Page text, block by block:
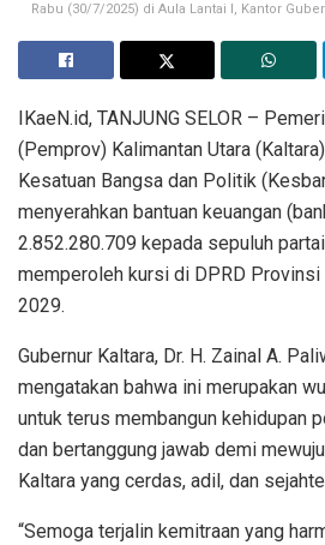
Rabu (30/7/2025) di Aula Lantai I, Kantor
IKaeN.id, TANJUNG SELOR –
(Pemprov) Kalimantan Utara
Kesatuan Bangsa dan Politik
menyerahkan bantuan keuangan
2.852.280.709 kepada sepuluh
memperoleh kursi di DPRD
2029.
Gubernur Kaltara, Dr. H. Zainal A.
mengatakan bahwa ini merupakan
untuk terus membangun kehidupan
dan bertanggung jawab demi
Kaltara yang cerdas, adil, dan
“Semoga terjalin kemitraan yang